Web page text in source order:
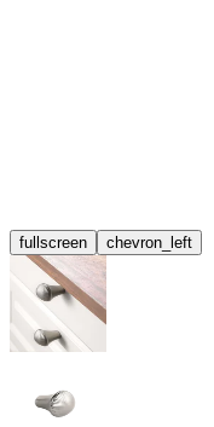
fullscreen chevron_left